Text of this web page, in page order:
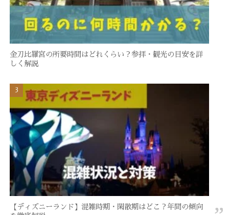
金刀比羅宮の所要時間はどれくらい？参拝・観光の目安を詳
しく解説
【ディズニーランド】混雑時期・閑散期はどこ？年間の傾向